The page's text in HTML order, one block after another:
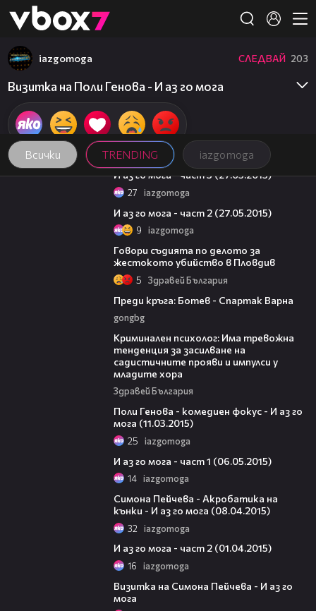
👾
Всички TRENDING iazgomoga
iazgomoga СЛЕДВАЙ 203
Визитка на Поли Генова - И аз го мога
48:37
И аз го мога - част 3 (27.05.2015)
27 iazgomoga
И аз го мога - част 2 (27.05.2015)
9 iazgomoga
Говори съдията по делото за
жестокото убийство в Пловдив
5 Здравей България
Преди кръга: Ботев - Спартак Варна
gongbg
Криминален психолог: Има тревожна
тенденция за засилване на
садистичните прояви и импулси у
младите хора
Здравей България
Поли Генова - комедиен фокус - И аз го
мога (11.03.2015)
25 iazgomoga
И аз го мога - част 1 (06.05.2015)
14 iazgomoga
Симона Пейчева - Акробатика на
кънки - И аз го мога (08.04.2015)
32 iazgomoga
И аз го мога - част 2 (01.04.2015)
16 iazgomoga
Визитка на Симона Пейчева - И аз го
мога